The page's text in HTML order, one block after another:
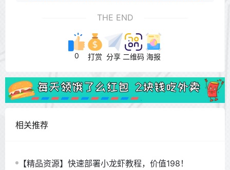
THE END
0 打赏 分享 二维码 海报
相关推荐
【精品资源】快速部署小龙虾教程，价值198！